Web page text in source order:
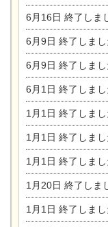
6月16日 終了しま
6月9日 終了しまし
6月9日 終了しまし
6月1日 終了しまし
1月1日 終了しました
1月1日 終了しました）3
1月1日 終了しました
1月20日 終了しました）1月
1月1日 終了しました